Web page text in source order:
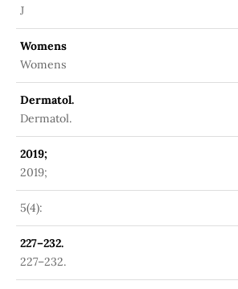
J
Womens
Womens
Dermatol.
Dermatol.
2019;
2019;
5(4):
227–232.
227–232.